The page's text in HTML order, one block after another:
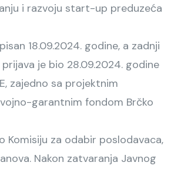
i razvoju start-up preduzeća
18.09.2024. godine, a zadnji
je bio 28.09.2024. godine
zajedno sa projektnim
garantnim fondom Brčko
Komisiju za odabir poslodavaca,
Nakon zatvaranja Javnog